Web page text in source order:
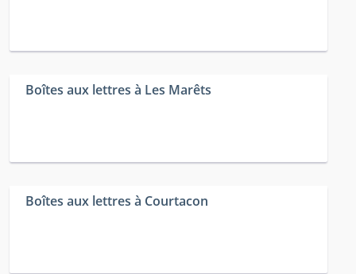
Boîtes aux lettres à Les Marêts
Boîtes aux lettres à Courtacon